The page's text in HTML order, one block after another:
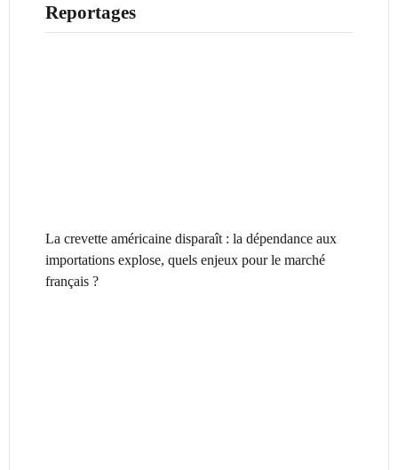
Reportages
La crevette américaine disparaît : la dépendance aux
importations explose, quels enjeux pour le marché
français ?